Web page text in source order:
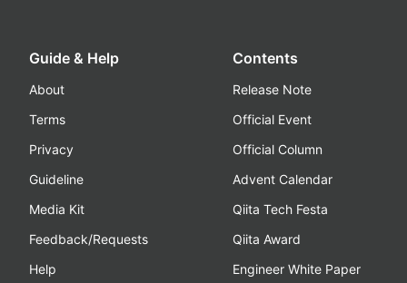
Guide & Help
About
Terms
Privacy
Guideline
Media Kit
Feedback/Requests
Help
Contents
Release Note
Official Event
Official Column
Advent Calendar
Qiita Tech Festa
Qiita Award
Engineer White Paper